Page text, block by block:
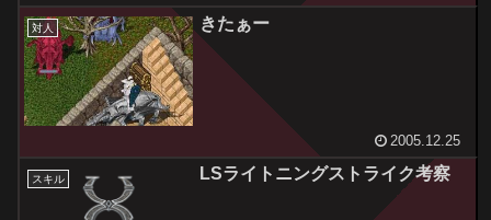
対人 きたぁー
2005.12.25
スキル LSライトニングストライク考察